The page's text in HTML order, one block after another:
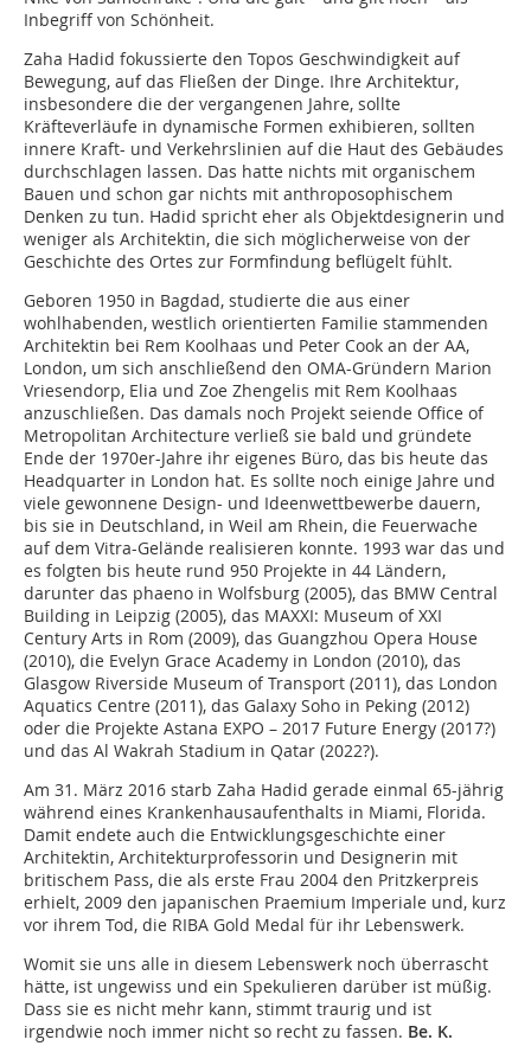
Inbegriff von Schönheit.
Zaha Hadid fokussierte den Topos Geschwindigkeit auf
Bewegung, auf das Fließen der Dinge. Ihre Architektur,
insbesondere die der vergangenen Jahre, sollte
Kräfteverläufe in dynamische Formen exhibieren, sollten
innere Kraft- und Verkehrslinien auf die Haut des Gebäudes
durchschlagen lassen. Das hatte nichts mit organischem
Bauen und schon gar nichts mit anthroposophischem
Denken zu tun. Hadid spricht eher als Objektdesignerin und
weniger als Architektin, die sich möglicherweise von der
Geschichte des Ortes zur Formfindung beflügelt fühlt.
Geboren 1950 in Bagdad, studierte die aus einer
wohlhabenden, westlich orientierten Familie stammenden
Architektin bei Rem Koolhaas und Peter Cook an der AA,
London, um sich anschließend den OMA-Gründern Marion
Vriesendorp, Elia und Zoe Zhengelis mit Rem Koolhaas
anzuschließen. Das damals noch Projekt seiende Office of
Metropolitan Architecture verließ sie bald und gründete
Ende der 1970er-Jahre ihr eigenes Büro, das bis heute das
Headquarter in London hat. Es sollte noch einige Jahre und
viele gewonnene Design- und Ideenwettbewerbe dauern,
bis sie in Deutschland, in Weil am Rhein, die Feuerwache
auf dem Vitra-Gelände realisieren konnte. 1993 war das und
es folgten bis heute rund 950 Projekte in 44 Ländern,
darunter das phaeno in Wolfsburg (2005), das BMW Central
Building in Leipzig (2005), das MAXXI: Museum of XXI
Century Arts in Rom (2009), das Guangzhou Opera House
(2010), die Evelyn Grace Academy in London (2010), das
Glasgow Riverside Museum of Transport (2011), das London
Aquatics Centre (2011), das Galaxy Soho in Peking (2012)
oder die Projekte Astana EXPO – 2017 Future Energy (2017?)
und das Al Wakrah Stadium in Qatar (2022?).
Am 31. März 2016 starb Zaha Hadid gerade einmal 65-jährig
während eines Krankenhausaufenthalts in Miami, Florida.
Damit endete auch die Entwicklungsgeschichte einer
Architektin, Architekturprofessorin und Designerin mit
britischem Pass, die als erste Frau 2004 den Pritzkerpreis
erhielt, 2009 den japanischen Praemium Imperiale und, kurz
vor ihrem Tod, die RIBA Gold Medal für ihr Lebenswerk.
Womit sie uns alle in diesem Lebenswerk noch überrascht
hätte, ist ungewiss und ein Spekulieren darüber ist müßig.
Dass sie es nicht mehr kann, stimmt traurig und ist
irgendwie noch immer nicht so recht zu fassen. Be. K.